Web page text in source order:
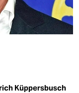
Küppersbusch